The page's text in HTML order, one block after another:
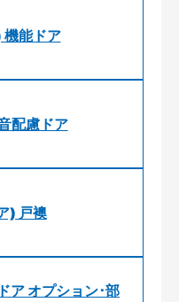
能ドア
配慮ドア
) 戸襖
ア オプション･部